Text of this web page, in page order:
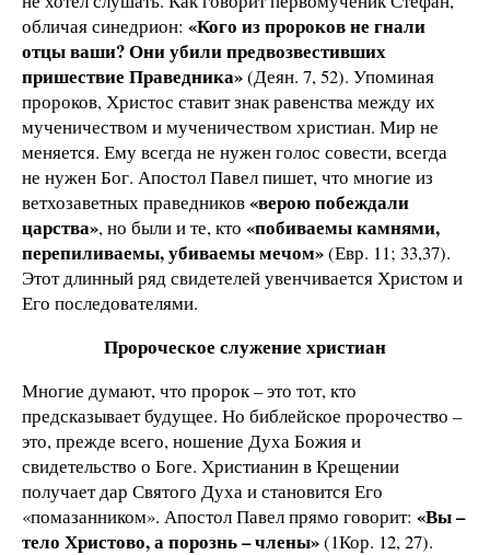
обличая синедрион: «Кого из пророков не гнали
отцы ваши? Они убили предвозвестивших
пришествие Праведника»(Деян. 7, 52). Упоминая
пророков, Христос ставит знак равенства между их
мученичеством и мученичеством христиан. Мир не
меняется. Ему всегда не нужен голос совести, всегда
не нужен Бог. Апостол Павел пишет, что многие из
ветхозаветных праведников«верою побеждали
царства», но были и те, кто «побиваемы камнями,
перепиливаемы, убиваемы мечом»(Евр. 11; 33,37).
Этот длинный ряд свидетелей увенчивается Христом и
Его последователями.
Пророческое служение христиан
Многие думают, что пророк – это тот, кто
предсказывает будущее. Но библейское пророчество –
это, прежде всего, ношение Духа Божия и
свидетельство о Боге. Христианин в Крещении
получает дар Святого Духа и становится Его
«помазанником». Апостол Павел прямо говорит: «Вы –
тело Христово, а порознь – члены»(1Кор. 12, 27).